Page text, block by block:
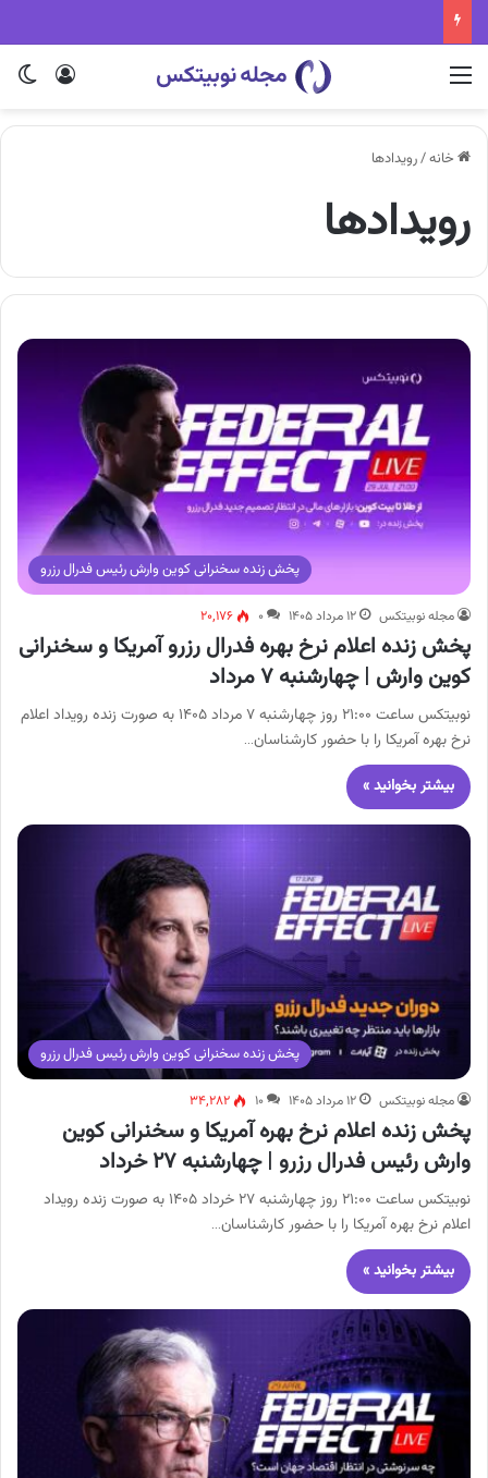
ورود منو
خانه/رویدادها
رویدادها
پخش زنده سخنرانی کوین وارش رئیس فدرال رزرو
مجله نوبیتکس ۱۲ مرداد ۱۴۰۵ ۰ ۲۰,۱۷۶
پخش زنده اعلام نرخ بهره فدرال رزرو آمریکا و سخنرانی
کوین وارش | چهارشنبه ۷ مرداد
نوبیتکس ساعت ۲۱:۰۰ روز چهارشنبه ۷ مرداد ۱۴۰۵ به صورت زنده رویداد اعلام
نرخ بهره آمریکا را با حضور کارشناسان…
بیشتر بخوانید »
پخش زنده سخنرانی کوین وارش رئیس فدرال رزرو
مجله نوبیتکس ۱۲ مرداد ۱۴۰۵ ۱۰ ۳۴,۲۸۲
پخش زنده اعلام نرخ بهره آمریکا و سخنرانی کوین
وارش رئیس فدرال رزرو | چهارشنبه ۲۷ خرداد
نوبیتکس ساعت ۲۱:۰۰ روز چهارشنبه ۲۷ خرداد ۱۴۰۵ به صورت زنده رویداد
اعلام نرخ بهره آمریکا را با حضور کارشناسان…
بیشتر بخوانید »